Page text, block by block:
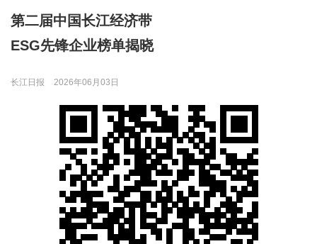
第二届中国长江经济带
ESG先锋企业榜单揭晓
长江日报 2026年06月03日